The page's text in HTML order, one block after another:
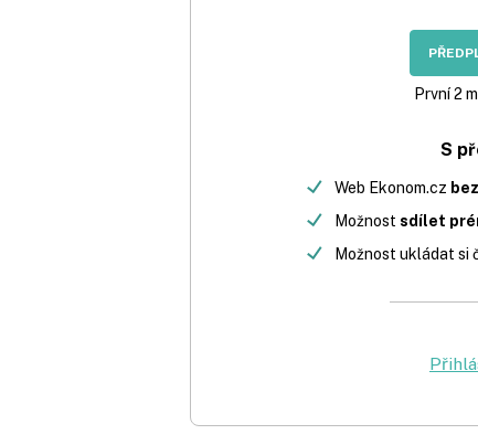
První 2
S
Web Ekonom.cz
Možnost sdílet
Možnost ukládat si